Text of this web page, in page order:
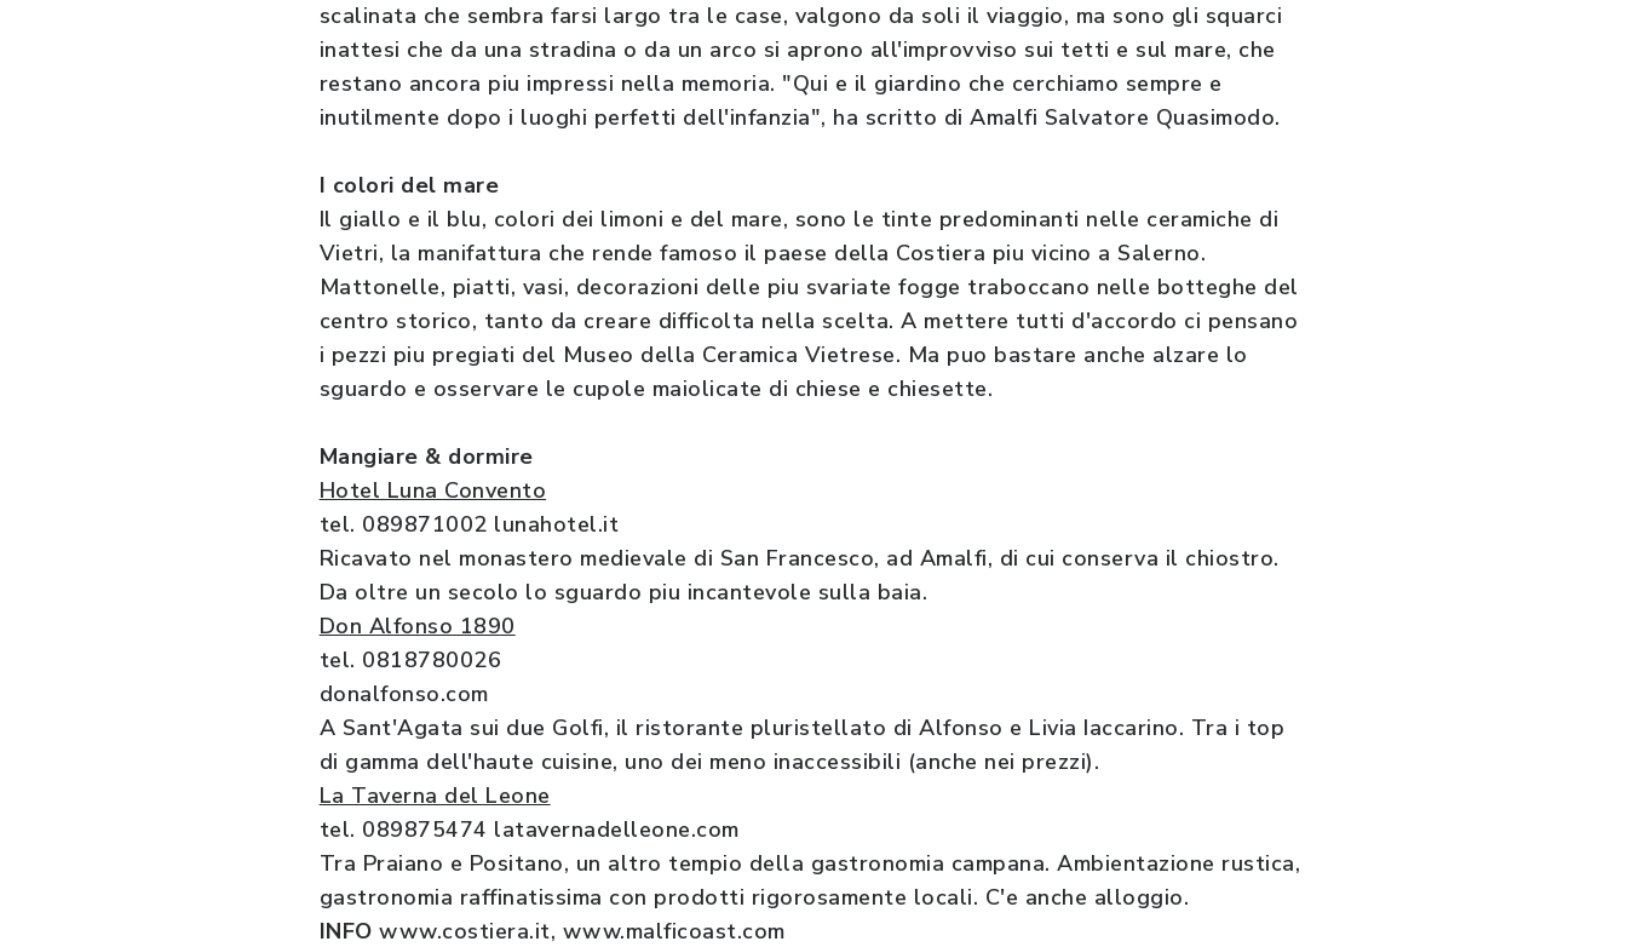
scalinata che sembra farsi largo tra le case, valgono da soli il viaggio, ma sono gli squarci
inattesi che da una stradina o da un arco si aprono all'improvviso sui tetti e sul mare, che
restano ancora piu impressi nella memoria. "Qui e il giardino che cerchiamo sempre e
inutilmente dopo i luoghi perfetti dell'infanzia", ha scritto di Amalfi Salvatore Quasimodo.
I colori del mare
Il giallo e il blu, colori dei limoni e del mare, sono le tinte predominanti nelle ceramiche di
Vietri, la manifattura che rende famoso il paese della Costiera piu vicino a Salerno.
Mattonelle, piatti, vasi, decorazioni delle piu svariate fogge traboccano nelle botteghe del
centro storico, tanto da creare difficolta nella scelta. A mettere tutti d'accordo ci pensano
i pezzi piu pregiati del Museo della Ceramica Vietrese. Ma puo bastare anche alzare lo
sguardo e osservare le cupole maiolicate di chiese e chiesette.
Mangiare & dormire
Hotel Luna Convento
tel. 089871002 lunahotel.it
Ricavato nel monastero medievale di San Francesco, ad Amalfi, di cui conserva il chiostro.
Da oltre un secolo lo sguardo piu incantevole sulla baia.
Don Alfonso 1890
tel. 0818780026
donalfonso.com
A Sant'Agata sui due Golfi, il ristorante pluristellato di Alfonso e Livia Iaccarino. Tra i top
di gamma dell'haute cuisine, uno dei meno inaccessibili (anche nei prezzi).
La Taverna del Leone
tel. 089875474 latavernadelleone.com
Tra Praiano e Positano, un altro tempio della gastronomia campana. Ambientazione rustica,
gastronomia raffinatissima con prodotti rigorosamente locali. C'e anche alloggio.
INFO www.costiera.it, www.malficoast.com